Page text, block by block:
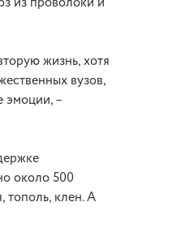
из проволоки и
жизнь, хотя
вузов,
эмоции, –
около 500
тополь, клен. А